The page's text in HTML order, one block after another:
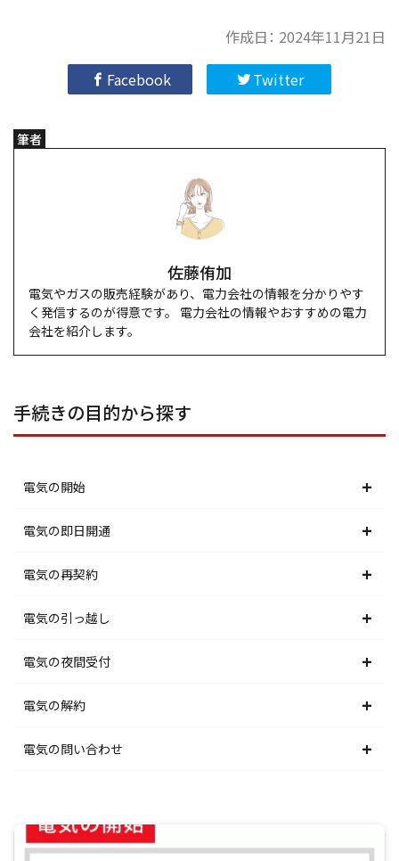
作成日： 2024年11月21日
Facebook
Twitter
筆者
佐藤侑加
電気やガスの販売経験があり、電力会社の情報を分かりやす
く発信するのが得意です。 電力会社の情報やおすすめの電力
会社を紹介します。
手続きの目的から探す
電気の開始
北海道電力エリア
東北電力エリア
東京電力エリア
北陸電力エリア
中部電力エリア
関西電力エリア
四国電力エリア
電気の即日開通
北海道電力エリア
東北電力エリア
東京電力エリア
北陸電力エリア
中部電力エリア
中国電力エリア
電気の再契約
北海道電力エリア
東北電力エリア
東京電力エリア
北陸電力エリア
関西電力エリア
電気の引っ越し
北海道電力エリア
東北電力エリア
東京電力エリア
中部電力エリア
電気の夜間受付
北海道電力エリア
東北電力エリア
北陸電力エリア
電気の解約
北海道電力エリア
東京電力エリア
電気の問い合わせ
東北電力エリア